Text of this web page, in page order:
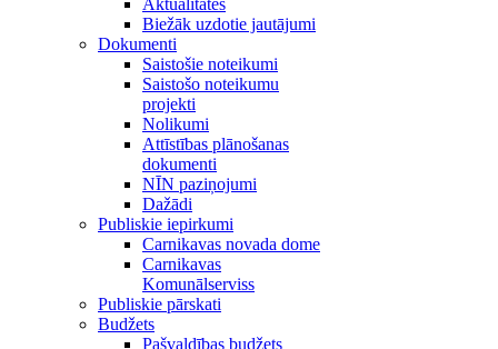
Aktualitātes
Biežāk uzdotie jautājumi
Dokumenti
Saistošie noteikumi
Saistošo noteikumu
projekti
Nolikumi
Attīstības plānošanas
dokumenti
NĪN paziņojumi
Dažādi
Publiskie iepirkumi
Carnikavas novada dome
Carnikavas
Komunālserviss
Publiskie pārskati
Budžets
Pašvaldības budžets